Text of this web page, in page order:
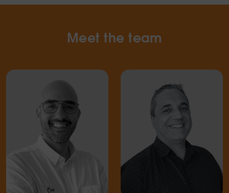
Meet the team